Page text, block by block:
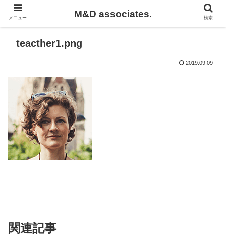
teacther1.png
2019.09.09
関連記事
メニュー M&D associates. 検索